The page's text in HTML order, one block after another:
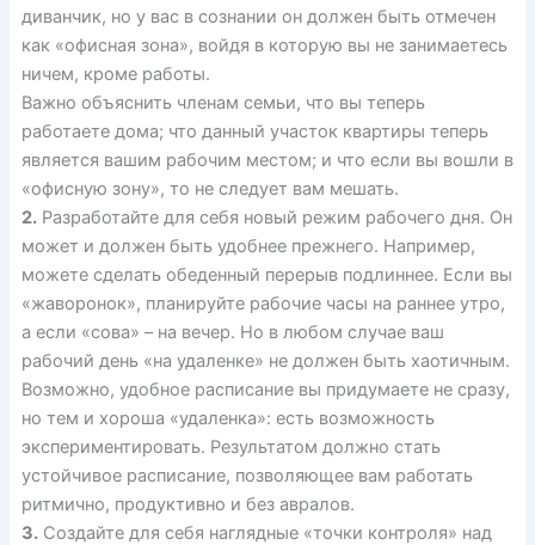
диванчик, но у вас в сознании он должен быть отмечен
как «офисная зона», войдя в которую вы не занимаетесь
ничем, кроме работы.
Важно объяснить членам семьи, что вы теперь
работаете дома; что данный участок квартиры теперь
является вашим рабочим местом; и что если вы вошли в
«офисную зону», то не следует вам мешать.
2.Разработайте для себя новый режим рабочего дня. Он
может и должен быть удобнее прежнего. Например,
можете сделать обеденный перерыв подлиннее. Если вы
«жаворонок», планируйте рабочие часы на раннее утро,
а если «сова» – на вечер. Но в любом случае ваш
рабочий день «на удаленке» не должен быть хаотичным.
Возможно, удобное расписание вы придумаете не сразу,
но тем и хороша «удаленка»: есть возможность
экспериментировать. Результатом должно стать
устойчивое расписание, позволяющее вам работать
ритмично, продуктивно и без авралов.
3.Создайте для себя наглядные «точки контроля» над